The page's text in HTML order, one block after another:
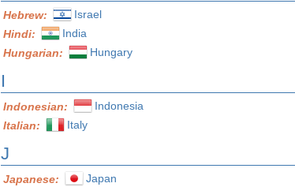
Hebrew:
Israel
Hindi:
India
Hungarian:
Hungary
I
Indonesian:
Indonesia
Italian:
Italy
J
Japanese: Japan